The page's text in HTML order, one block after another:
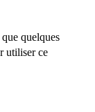
quelques
utiliser ce